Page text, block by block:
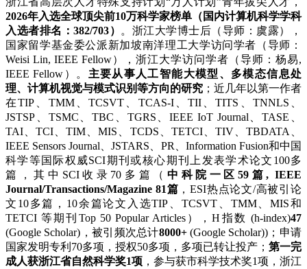
2026年入选全球顶尖前10万科学家榜单（国内计算机科学学科
入选者排名：382/703）
。浙江大学博士后（导师：虞露），
国家留学基金委公派新加坡南洋理工大学访问学者（导师：
Weisi Lin, IEEE Fellow），浙江大学访问学者（导师：杨易,
IEEE Fellow）。 主要从事人工智能大模型、多模态信息处
理、计算机视觉与模式识别等方向的研究 ；近几年以第一作者
在TIP、TMM、TCSVT、TCAS-I、TII、TITS、TNNLS、
JSTSP、TSMC、TBC、TGRS、IEEE IoT Journal、TASE、
TAI、TCI、TIM、MIS、TCDS、TETCI、TIV、TBDATA、
IEEE Sensors Journal、JSTARS、PR、Information Fusion和中国
科学等国际权威SCI期刊或核心期刊上发表学术论文100多
篇，其中SCI收录70多篇（ 中科院一区59篇, IEEE
Journal/Transactions/Magazine 81篇 ，ESI热点论文/高被引论
文10多篇，10余篇论文入选TIP、TCSVT、TMM、MIS和
TETCI 等期刊Top 50 Popular Articles），H指数 (h-index)47
(Google Scholar)，被引频次总计8000+(Google Scholar))；申请
国家发明专利70多项，授权50多项，多项已转让投产； 第一完
成人获浙江省自然科学奖1项 ，参与获市科学技术奖1项，浙江